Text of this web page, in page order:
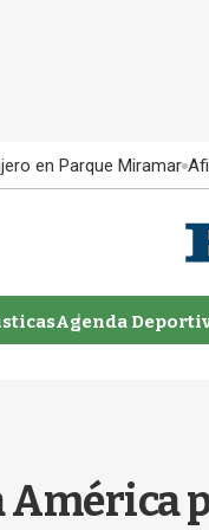
en Parque Miramar
Agenda